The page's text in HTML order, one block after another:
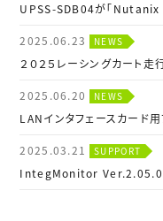
UPSS-SDB04が「Nutanix
2025.06.23
NEWS
２０２５レーシングカート
2025.06.20
NEWS
LANインタフェースカード
2025.03.21
SUPPORT
IntegMonitor Ver.2.05.00